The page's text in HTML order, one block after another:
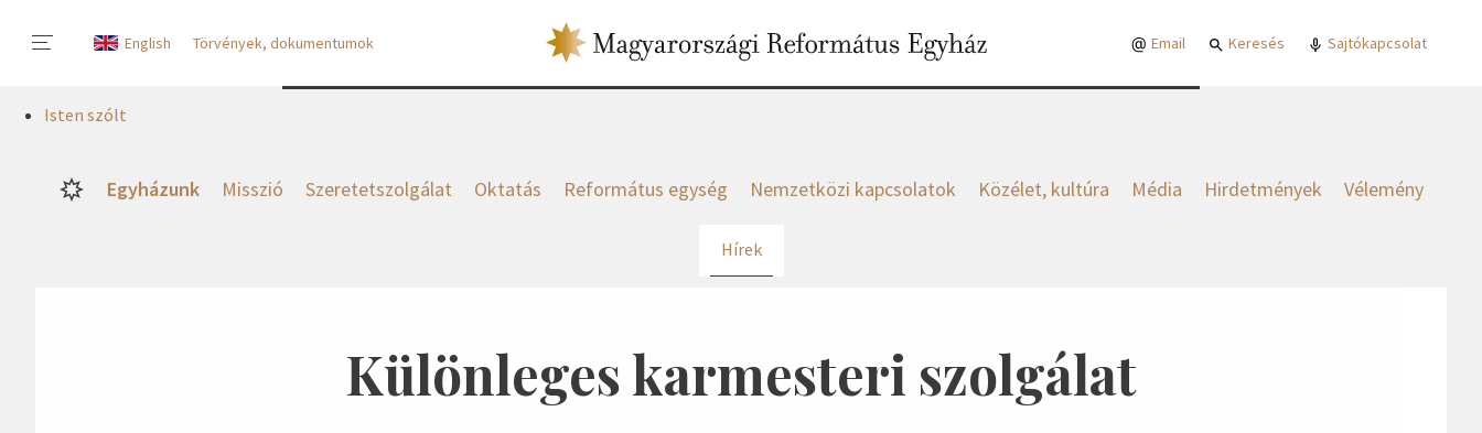
English Törvények, dokumentumok Email Keresés Sajtókapcsolat
Isten szólt
Egyházunk Misszió Szeretetszolgálat Oktatás Református egység Nemzetközi kapcsolatok Közélet, kultúra Média Hirdetmények Vélemény
Hírek
Különleges karmesteri szolgálat